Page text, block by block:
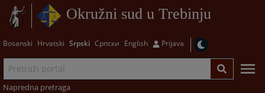
Okružni sud u Trebinju
Bosanski Hrvatski Srpski Српски English Prijava
Napredna pretraga